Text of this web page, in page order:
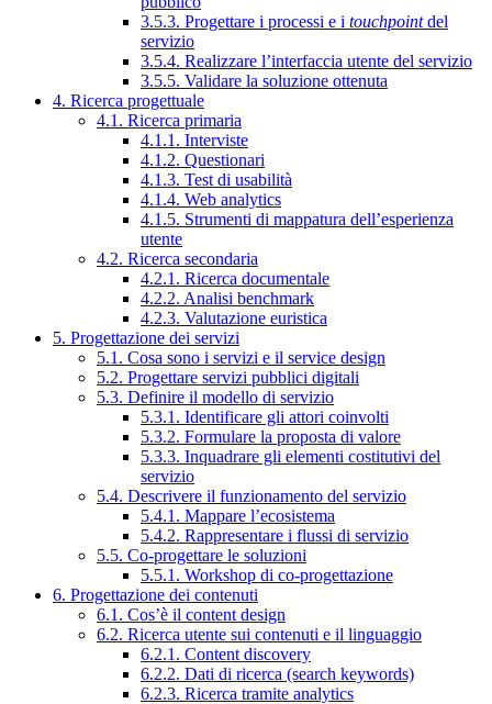
3.5.3. Progettare i processi e i touchpointdel
servizio
3.5.4. Realizzare l’interfaccia utente del servizio
3.5.5. Validare la soluzione ottenuta
4. Ricerca progettuale
4.1. Ricerca primaria
4.1.1. Interviste
4.1.2. Questionari
4.1.3. Test di usabilità
4.1.4. Web analytics
4.1.5. Strumenti di mappatura dell’esperienza
utente
4.2. Ricerca secondaria
4.2.1. Ricerca documentale
4.2.2. Analisi benchmark
4.2.3. Valutazione euristica
5. Progettazione dei servizi
5.1. Cosa sono i servizi e il service design
5.2. Progettare servizi pubblici digitali
5.3. Definire il modello di servizio
5.3.1. Identificare gli attori coinvolti
5.3.2. Formulare la proposta di valore
5.3.3. Inquadrare gli elementi costitutivi del
servizio
5.4. Descrivere il funzionamento del servizio
5.4.1. Mappare l’ecosistema
5.4.2. Rappresentare i flussi di servizio
5.5. Co-progettare le soluzioni
5.5.1. Workshop di co-progettazione
6. Progettazione dei contenuti
6.1. Cos’è il content design
6.2. Ricerca utente sui contenuti e il linguaggio
6.2.1. Content discovery
6.2.2. Dati di ricerca (search keywords)
6.2.3. Ricerca tramite analytics